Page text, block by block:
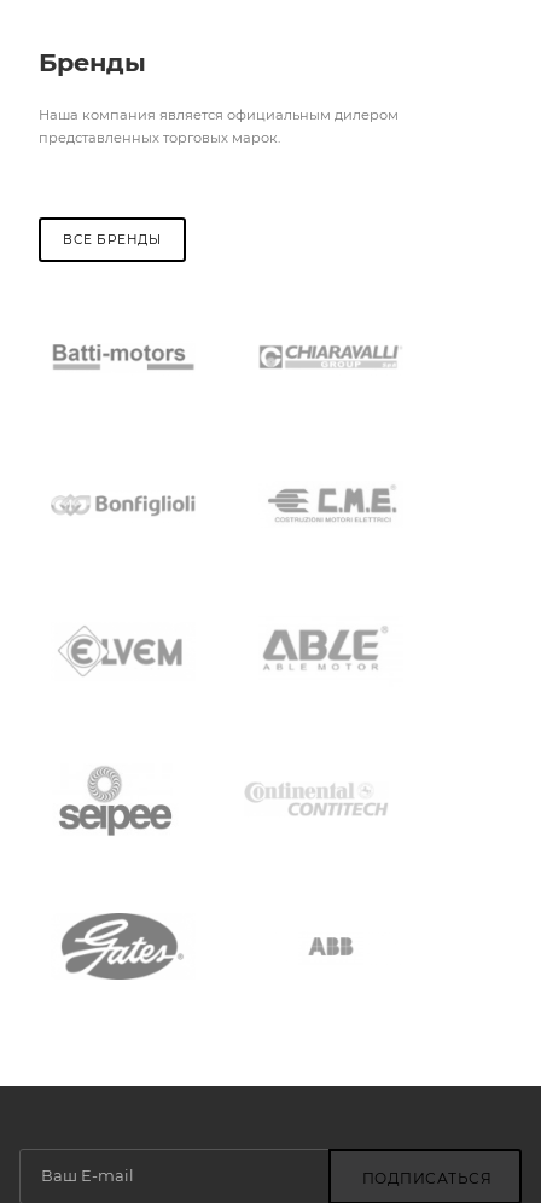
Бренды
Наша компания является официальным дилером
представленных торговых марок.
ВСЕ БРЕНДЫ
ПОДПИСАТЬСЯ